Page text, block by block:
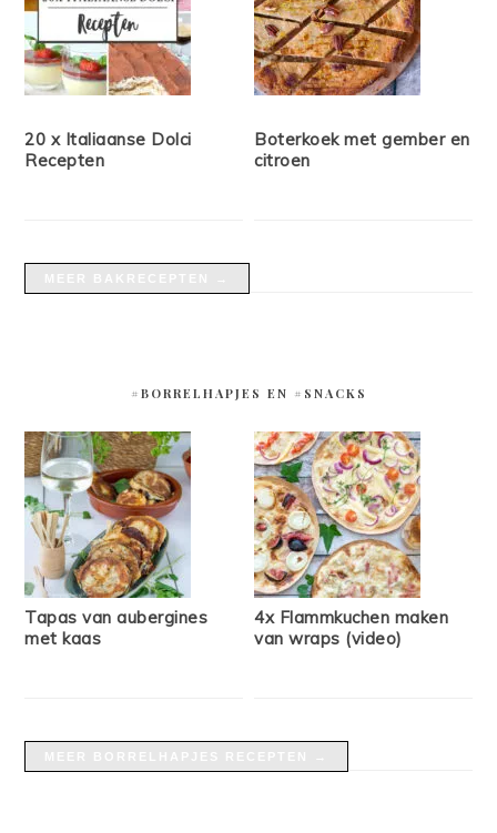
20 x Italiaanse Dolci
Recepten
Boterkoek met gember en
citroen
#BORRELHAPJES EN #SNACKS
Tapas van aubergines
met kaas
4x Flammkuchen maken
van wraps (video)